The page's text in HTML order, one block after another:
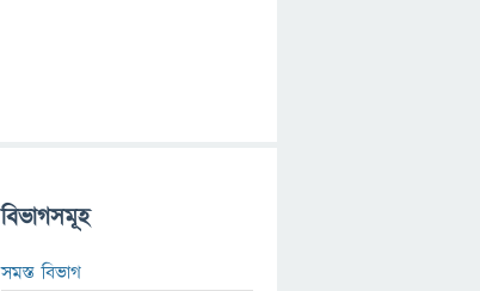
বিভাগসমূহ
সমস্ত বিভাগ